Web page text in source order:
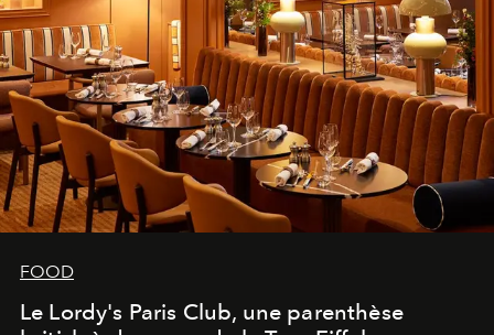
FOOD
Le Lordy's Paris Club, une parenthèse